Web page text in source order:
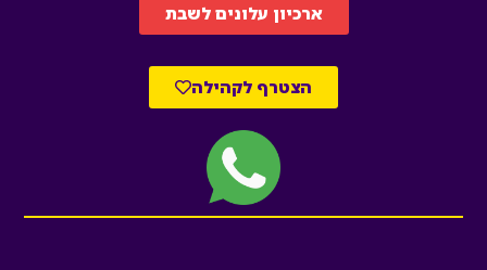
ארכיון עלונים לשבת
הצטרף לקהילה